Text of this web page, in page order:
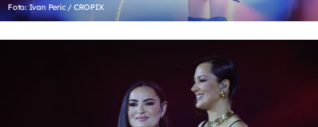
Foto: Ivan Peric / CROPIX